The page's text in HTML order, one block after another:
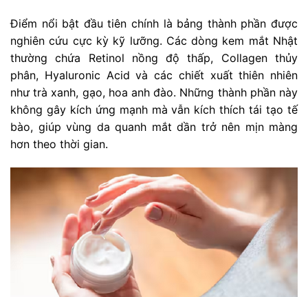
Điểm nổi bật đầu tiên chính là bảng thành phần được
nghiên cứu cực kỳ kỹ lưỡng. Các dòng kem mắt Nhật
thường chứa Retinol nồng độ thấp, Collagen thủy
phân, Hyaluronic Acid và các chiết xuất thiên nhiên
như trà xanh, gạo, hoa anh đào. Những thành phần này
không gây kích ứng mạnh mà vẫn kích thích tái tạo tế
bào, giúp vùng da quanh mắt dần trở nên mịn màng
hơn theo thời gian.